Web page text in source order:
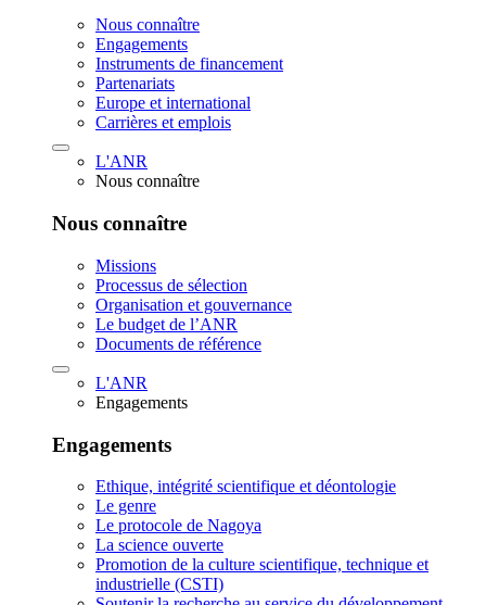
Nous connaître
Engagements
Instruments de financement
Partenariats
Europe et international
Carrières et emplois
L'ANR
Nous connaître
Nous connaître
Missions
Processus de sélection
Organisation et gouvernance
Le budget de l’ANR
Documents de référence
L'ANR
Engagements
Engagements
Ethique, intégrité scientifique et déontologie
Le genre
Le protocole de Nagoya
La science ouverte
Promotion de la culture scientifique, technique et
industrielle (CSTI)